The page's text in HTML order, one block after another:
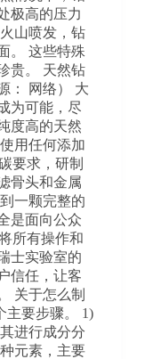
极高的压力
山喷发，钻
。 这些特殊
贵。 天然钻
： 网络） 大
为可能，尽
度高的天然
用任何添加
要求，研制
骨头和金属
一颗完整的
是面向公众
所有操作和
士实验室的
信任，让客
关于怎么制
主要步骤。 1)
进行成分分
元素，主要